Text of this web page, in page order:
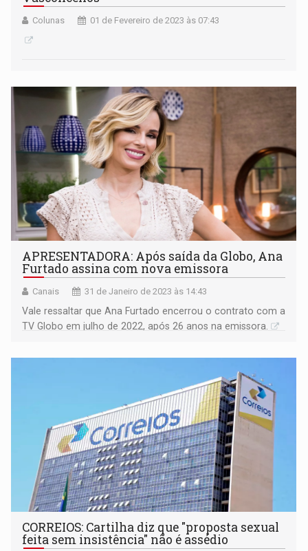
Colunas 01 de Fevereiro de 2023 às 07:43
APRESENTADORA: Após saída da Globo, Ana
Furtado assina com nova emissora
Canais 31 de Janeiro de 2023 às 14:43
Vale ressaltar que Ana Furtado encerrou o contrato com a
TV Globo em julho de 2022, após 26 anos na emissora.
CORREIOS: Cartilha diz que "proposta sexual
feita sem insistência" não é assédio